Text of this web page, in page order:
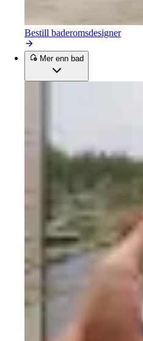
Bestill baderomsdesigner
Mer enn bad